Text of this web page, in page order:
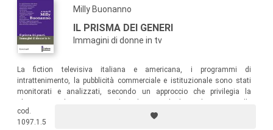
Milly Buonanno
IL PRISMA DEI GENERI
Immagini di donne in tv
La fiction televisiva italiana e americana, i programmi di
intrattenimento, la pubblicità commerciale e istituzionale sono stati
monitorati e analizzati, secondo un approccio che privilegia la
rappresentazioni televisive delle identità di genere. Il volume è il primo
che offre elementi empirici circa le caratteristiche di questa nuova
cod.
1097.1.5